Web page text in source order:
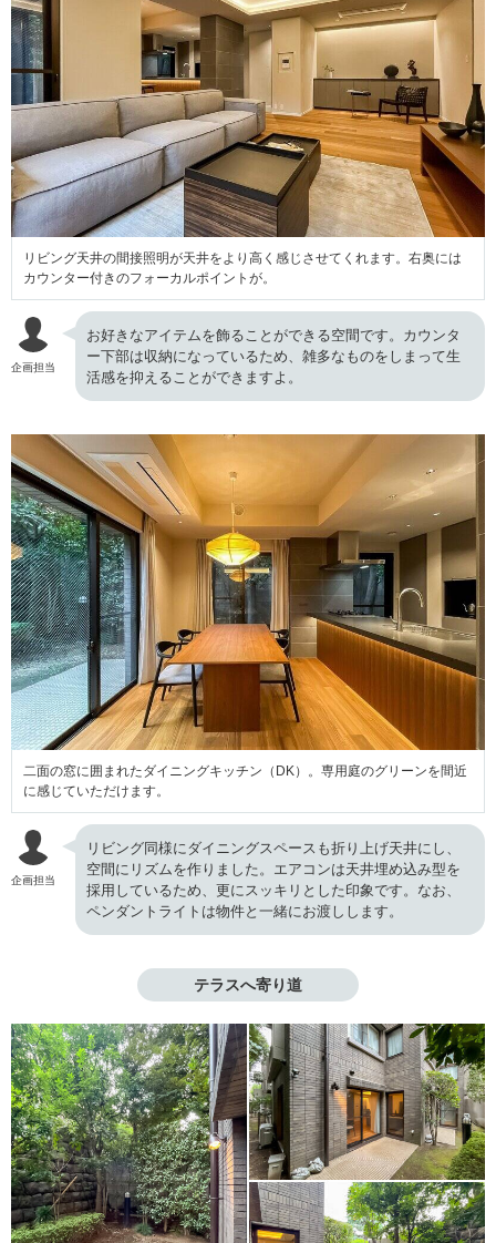
リビング天井の間接照明が天井をより高く感じさせてくれます。右奥には
カウンター付きのフォーカルポイントが。
企画担当
お好きなアイテムを飾ることができる空間です。カウンタ
ー下部は収納になっているため、雑多なものをしまって生
活感を抑えることができますよ。
二面の窓に囲まれたダイニングキッチン（DK）。専用庭のグリーンを間近
に感じていただけます。
企画担当
リビング同様にダイニングスペースも折り上げ天井にし、
空間にリズムを作りました。エアコンは天井埋め込み型を
採用しているため、更にスッキリとした印象です。なお、
ペンダントライトは物件と一緒にお渡しします。
テラスへ寄り道